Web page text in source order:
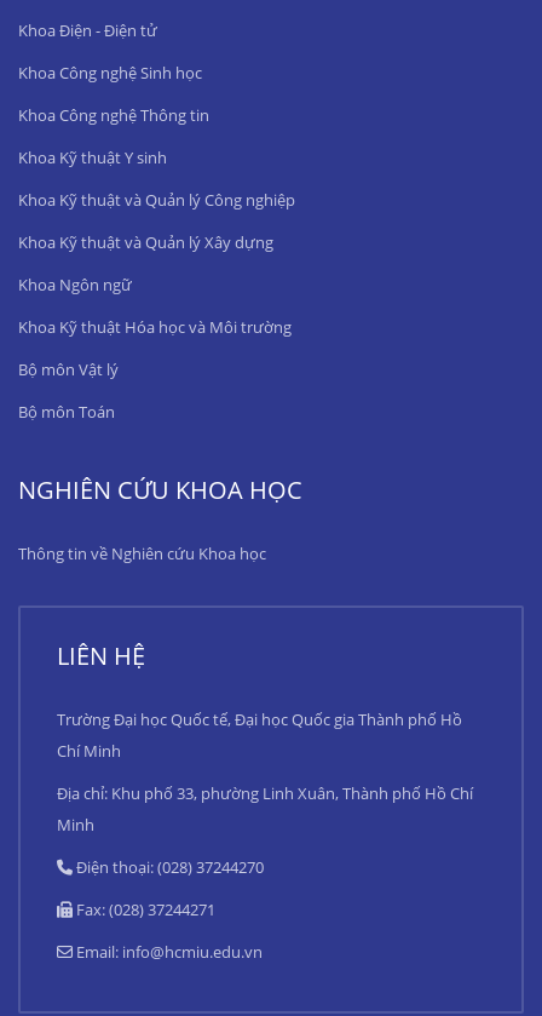
Khoa Điện - Điện tử
Khoa Công nghệ Sinh học
Khoa Công nghệ Thông tin
Khoa Kỹ thuật Y sinh
Khoa Kỹ thuật và Quản lý Công nghiệp
Khoa Kỹ thuật và Quản lý Xây dựng
Khoa Ngôn ngữ
Khoa Kỹ thuật Hóa học và Môi trường
Bộ môn Vật lý
Bộ môn Toán
NGHIÊN CỨU KHOA HỌC
Thông tin về Nghiên cứu Khoa học
LIÊN HỆ
Trường Đại học Quốc tế, Đại học Quốc gia Thành phố Hồ
Chí Minh
Địa chỉ: Khu phố 33, phường Linh Xuân, Thành phố Hồ Chí
Minh
Điện thoại: (028) 37244270
Fax: (028) 37244271
Email: info@hcmiu.edu.vn